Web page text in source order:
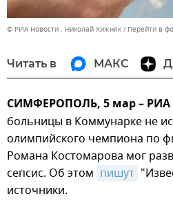
© РИА Новости . Николай Хижняк Перейти в
Читать в МАКС
СИМФЕРОПОЛЬ, 5 мар –
больницы в Коммунарке не
олимпийского чемпиона по
Романа Костомарова мог
сепсис. Об этом пишут
источники.